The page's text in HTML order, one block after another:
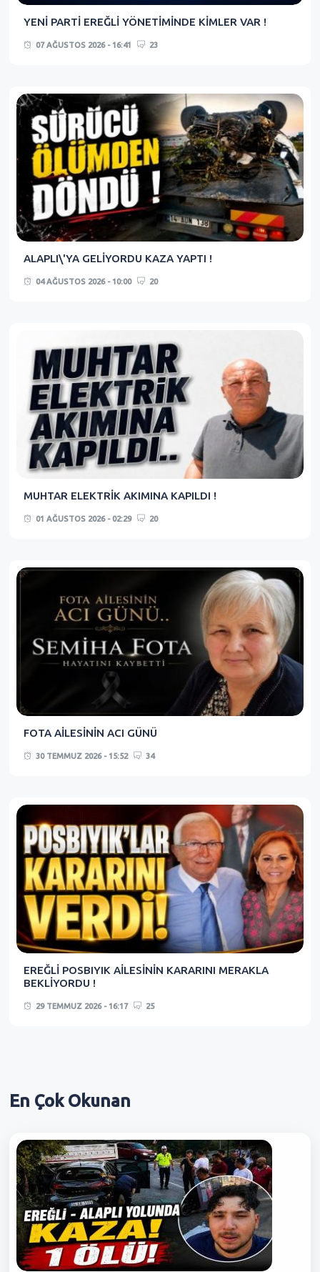
YENİ PARTİ EREĞLİ YÖNETİMİNDE KİMLER VAR !
07 AĞUSTOS 2026 - 16:41 23
ALAPLI\'YA GELİYORDU KAZA YAPTI !
04 AĞUSTOS 2026 - 10:00 20
MUHTAR ELEKTRİK AKIMINA KAPILDI !
01 AĞUSTOS 2026 - 02:29 20
FOTA AİLESİNİN ACI GÜNÜ
30 TEMMUZ 2026 - 15:52 34
EREĞLİ POSBIYIK AİLESİNİN KARARINI MERAKLA
BEKLİYORDU !
29 TEMMUZ 2026 - 16:17 25
En ÇokOkunan